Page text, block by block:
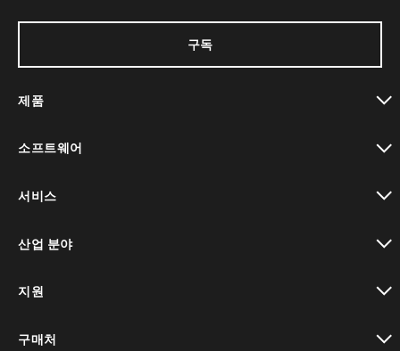
구독
제품
소프트웨어
서비스
산업 분야
지원
구매처